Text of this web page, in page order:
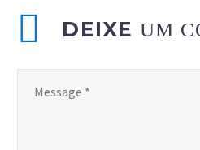
DEIXE UM